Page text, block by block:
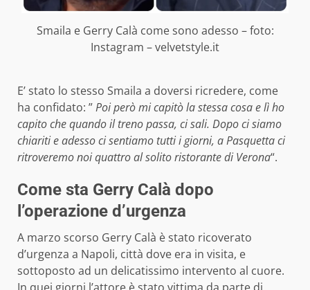
Smaila e Gerry Calà come sono adesso – foto:
Instagram – velvetstyle.it
E’ stato lo stesso Smaila a doversi ricredere, come
ha confidato: ”Poi però mi capitò la stessa cosa e lì ho
capito che quando il treno passa, ci sali. Dopo ci siamo
chiariti e adesso ci sentiamo tutti i giorni, a Pasquetta ci
ritroveremo noi quattro al solito ristorante di Verona“.
Come sta Gerry Calà dopo
l’operazione d’urgenza
A marzo scorso Gerry Calà è stato ricoverato
d’urgenza a Napoli, città dove era in visita, e
sottoposto ad un delicatissimo intervento al cuore.